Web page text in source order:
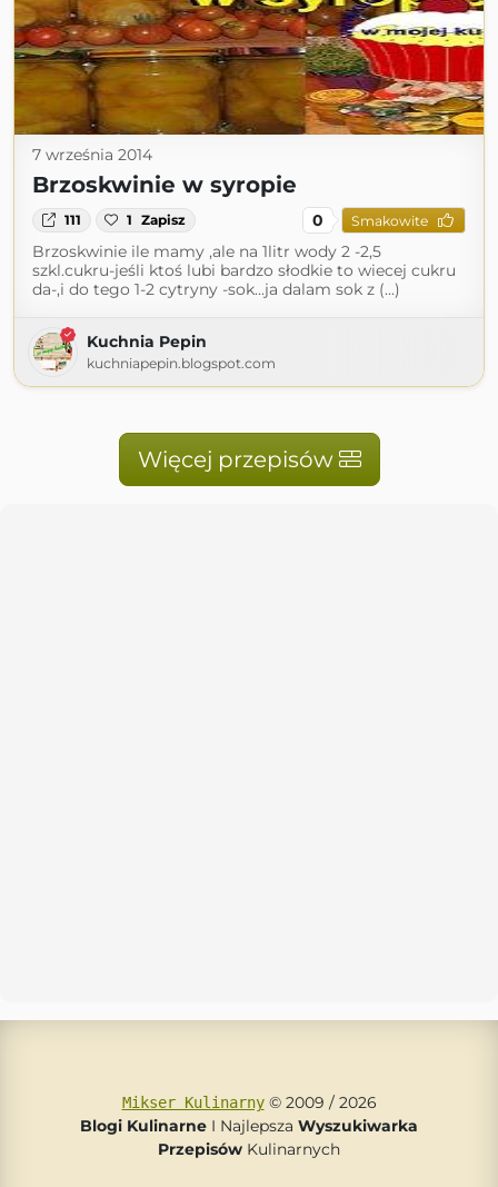
7 września 2014
Brzoskwinie w syropie
111 1 Zapisz 0 Smakowite
Brzoskwinie ile mamy ,ale na 1litr wody 2 -2,5
szkl.cukru-jeśli ktoś lubi bardzo słodkie to wiecej cukru
da-,i do tego 1-2 cytryny -sok...ja dalam sok z (...)
Kuchnia Pepin
kuchniapepin.blogspot.com
Więcej przepisów
Mikser Kulinarny© 2009 / 2026
Blogi Kulinarne I Najlepsza Wyszukiwarka
Przepisów Kulinarnych